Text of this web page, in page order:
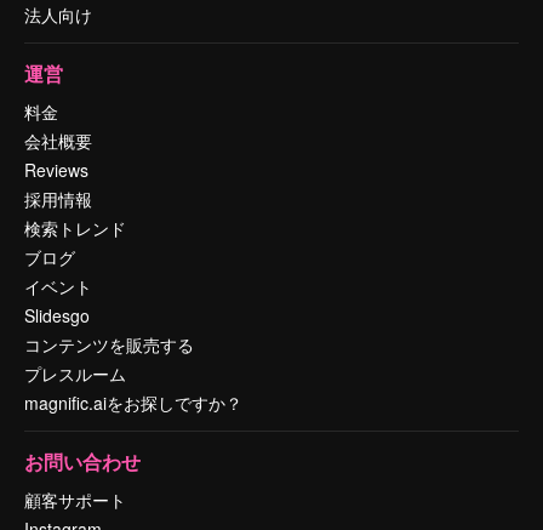
法人向け
運営
料金
会社概要
Reviews
採用情報
検索トレンド
ブログ
イベント
Slidesgo
コンテンツを販売する
プレスルーム
magnific.aiをお探しですか？
お問い合わせ
顧客サポート